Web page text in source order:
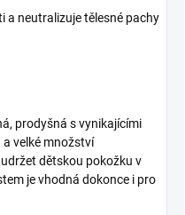
a neutralizuje tělesné pachy
prodyšná s vynikajícími
velké množství
dětskou pokožku v
je vhodná dokonce i pro